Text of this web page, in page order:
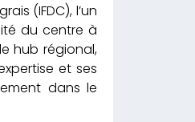
(IFDC), l’un
du centre à
hub régional,
et ses
dans le